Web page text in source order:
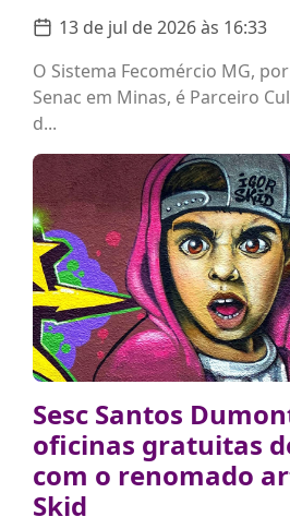
13 de jul de 2026 às 16:33
O Sistema Fecomércio MG,
Senac em Minas, é Parceiro
d...
Sesc Santos
oficinas gratuitas
com o renomado
Skid